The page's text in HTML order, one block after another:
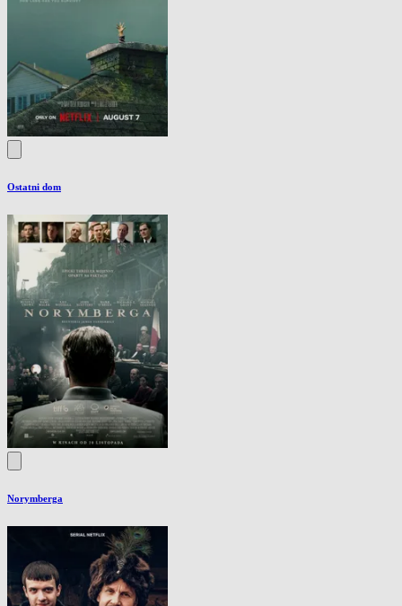
Ostatni dom
Norymberga